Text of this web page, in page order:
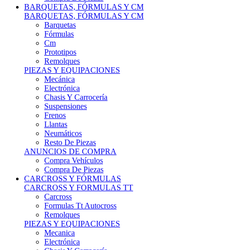
BARQUETAS, FÓRMULAS Y CM
Barquetas
Fórmulas
Cm
Prototipos
Remolques
PIEZAS Y EQUIPACIONES
Mecánica
Electrónica
Chasis Y Carrocería
Suspensiones
Frenos
Llantas
Neumáticos
Resto De Piezas
ANUNCIOS DE COMPRA
Compra Vehículos
Compra De Piezas
CARCROSS Y FÓRMULAS
CARCROSS Y FORMULAS TT
Carcross
Formulas Tt Autocross
Remolques
PIEZAS Y EQUIPACIONES
Mecanica
Electrónica
Chasis Y Carrocería
Suspensiones